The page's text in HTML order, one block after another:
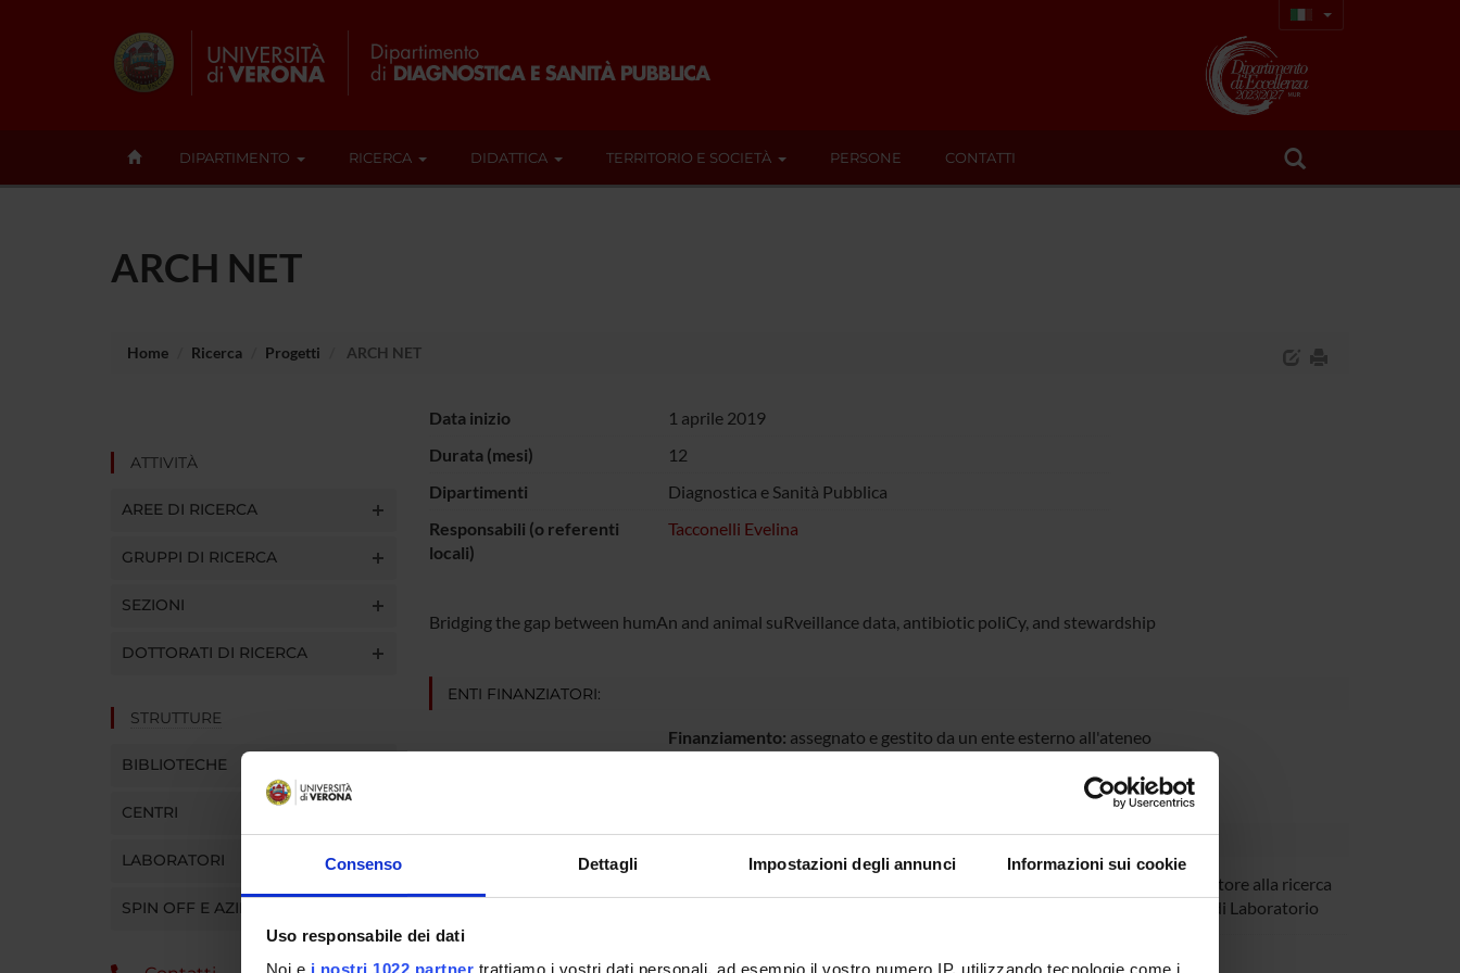
Consenso Dettagli Impostazioni degli annunci Informazioni sui cookie
Uso responsabile dei dati
DIPARTIMENTO RICERCA DIDATTICA TERRITORIO E SOCIETÀ PERSONE CONTATTI
ARCH NET
Home Ricerca Progetti ARCH NET
ATTIVITÀ
AREE DI RICERCA
GRUPPI DI RICERCA
SEZIONI
DOTTORATI DI RICERCA
STRUTTURE
BIBLIOTECHE
CENTRI
LABORATORI
SPIN OFF E AZIENDE
Data inizio
1 aprile 2019
Durata (mesi)
12
Dipartimenti
Diagnostica e Sanità Pubblica
Responsabili (o referenti
locali)
Tacconelli Evelina
Bridging the gap between humAn and animal suRveillance data, antibiotic poliCy, and stewardship
ENTI FINANZIATORI:
Finanziamento: assegnato e gestito da un ente esterno all'ateneo
PARTECIPANTI AL PROGETTO
Monica Compri
Collaboratore alla ricerca
- Tecnico di Laboratorio